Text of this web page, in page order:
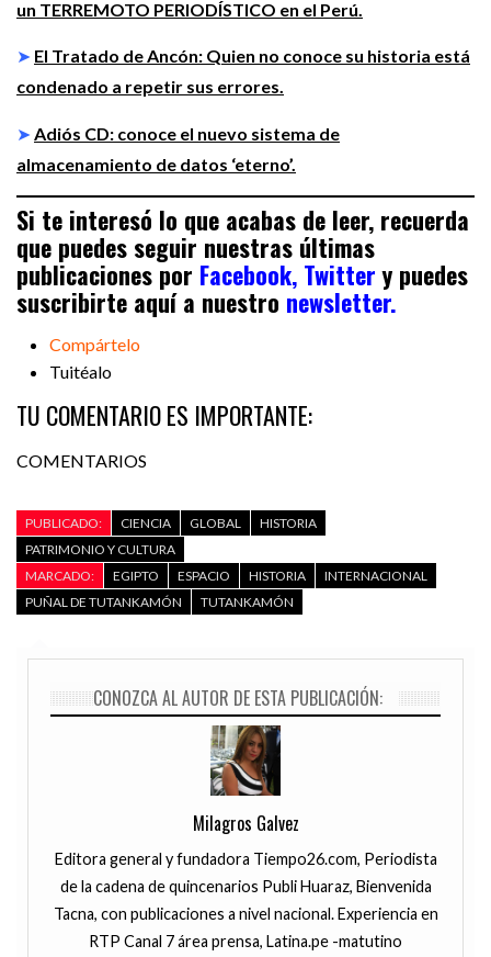
un TERREMOTO PERIODÍSTICO en el Perú.
➤ El Tratado de Ancón: Quien no conoce su historia está
condenado a repetir sus errores.
➤ Adiós CD: conoce el nuevo sistema de
almacenamiento de datos ‘eterno’.
Si te interesó lo que acabas de leer, recuerda
que puedes seguir nuestras últimas
publicaciones por Facebook, Twitter y puedes
suscribirte aquí a nuestro newsletter.
Compártelo
Tuitéalo
TU COMENTARIO ES IMPORTANTE:
COMENTARIOS
PUBLICADO: CIENCIA GLOBAL
HISTORIA
PATRIMONIO Y CULTURA
MARCADO:
EGIPTO ESPACIO HISTORIA
INTERNACIONAL
PUÑAL DE TUTANKAMÓN
TUTANKAMÓN
CONOZCA AL AUTOR DE ESTA PUBLICACIÓN:
Milagros Galvez
Editora general y fundadora Tiempo26.com, Periodista
de la cadena de quincenarios Publi Huaraz, Bienvenida
Tacna, con publicaciones a nivel nacional. Experiencia en
RTP Canal 7 área prensa, Latina.pe -matutino